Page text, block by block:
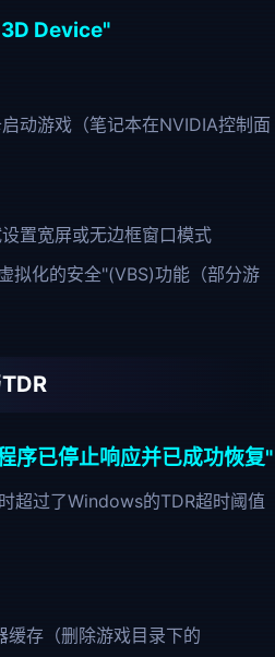
Device"
动游戏（笔记本在NVIDIA控制面
置宽屏或无边框窗口模式
拟化的安全"(VBS)功能（部分游
序已停止响应并已成功恢复"
超过了Windows的TDR超时阈值
存（删除游戏目录下的